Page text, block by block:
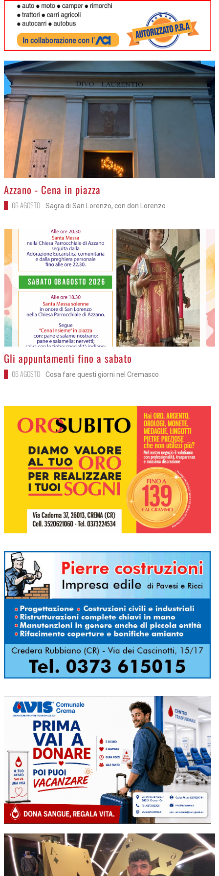
>
Azzano - Cena in piazza
06 AGOSTO Sagra di San Lorenzo, con don Lorenzo
>
Gli appuntamenti fino a sabato
06 AGOSTO Cosa fare questi giorni nel Cremasco